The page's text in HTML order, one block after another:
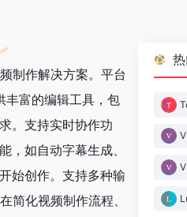
制作解决方案。平台
丰富的编辑工具，包
。支持实时协作功
，如自动字幕生成、
始创作。支持多种输
简化视频制作流程、